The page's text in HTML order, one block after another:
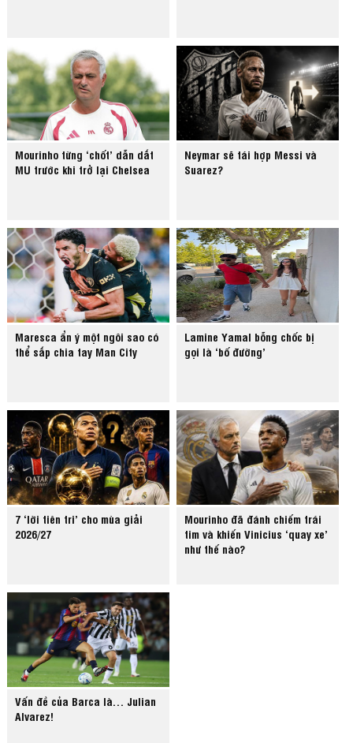
Mourinho từng ‘chốt’ dẫn dắt
MU trước khi trở lại Chelsea
Neymar sẽ tái hợp Messi và
Suarez?
Maresca ẩn ý một ngôi sao có
thể sắp chia tay Man City
Lamine Yamal bỗng chốc bị
gọi là ‘bố đường’
7 ‘lời tiên tri’ cho mùa giải
2026/27
Mourinho đã đánh chiếm trái
tim và khiến Vinicius ‘quay xe’
như thế nào?
Vấn đề của Barca là… Julian
Alvarez!